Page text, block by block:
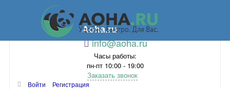
Aoha.ru
info@aoha.ru
Часы работы:
пн-пт 10:00 - 19:00
Заказать звонок
Войти
Регистрация